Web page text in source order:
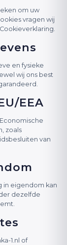
om uw
vragen wij
en fysieke
wij ons best
EEA
zoals
van
in eigendom kan
dezelfde
1.nl of